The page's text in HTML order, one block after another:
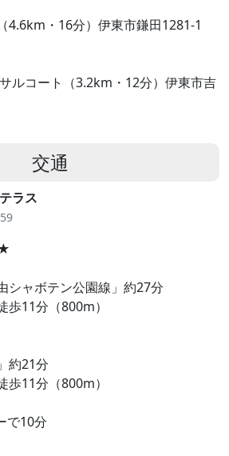
4.6km・16分）伊東市鎌田1281-1
ルコート（3.2km・12分）伊東市吉
交通
ラス
シャボテン公園線」約27分
歩11分（800m）
約21分
歩11分（800m）
で10分